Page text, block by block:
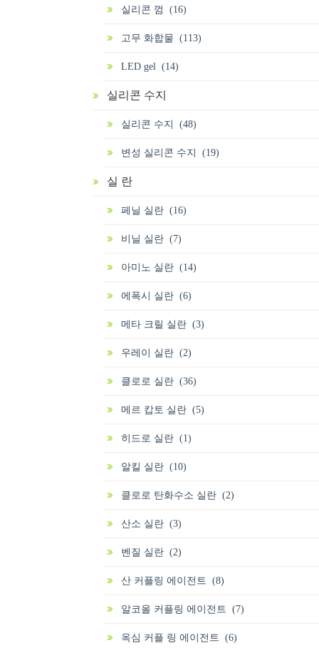
실리콘 껌 (16)
고무 화합물 (113)
LED gel (14)
실리콘 수지
실리콘 수지 (48)
변성 실리콘 수지 (19)
실 란
페닐 실란 (16)
비닐 실란 (7)
아미노 실란 (14)
에폭시 실란 (6)
메타 크릴 실란 (3)
우레이 실란 (2)
클로로 실란 (36)
메르 캅토 실란 (5)
히드로 실란 (1)
알킬 실란 (10)
클로로 탄화수소 실란 (2)
산소 실란 (3)
벤질 실란 (2)
산 커플링 에이전트 (8)
알코올 커플링 에이전트 (7)
옥심 커플 링 에이전트 (6)